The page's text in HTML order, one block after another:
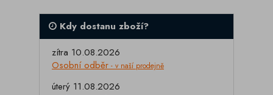
Kdy dostanu zboží?
zítra 10.08.2026
Osobní odběr - v naší prodejně
úterý 11.08.2026